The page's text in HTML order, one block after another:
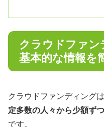
クラウドファン
基本的な情報を
クラウドファンディングは
定多数の人々から少額ず
です。